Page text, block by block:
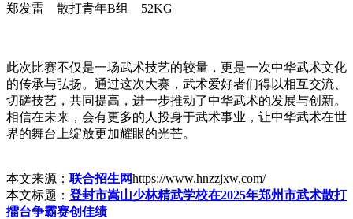
郑发雷 散打青年B组 52KG
此次比赛不仅是一场武术技艺的较量，更是一次中华武术文化
的传承与弘扬。通过这次大赛，武术爱好者们得以相互交流、
切磋技艺，共同提高，进一步推动了中华武术的发展与创新。
相信在未来，会有更多的人投身于武术事业，让中华武术在世
界的舞台上绽放更加耀眼的光芒。
本文来源： 联合招生网https://www.hnzzjxw.com/
本文标题： 登封市嵩山少林精武学校在2025年郑州市武术散打
擂台争霸赛创佳绩